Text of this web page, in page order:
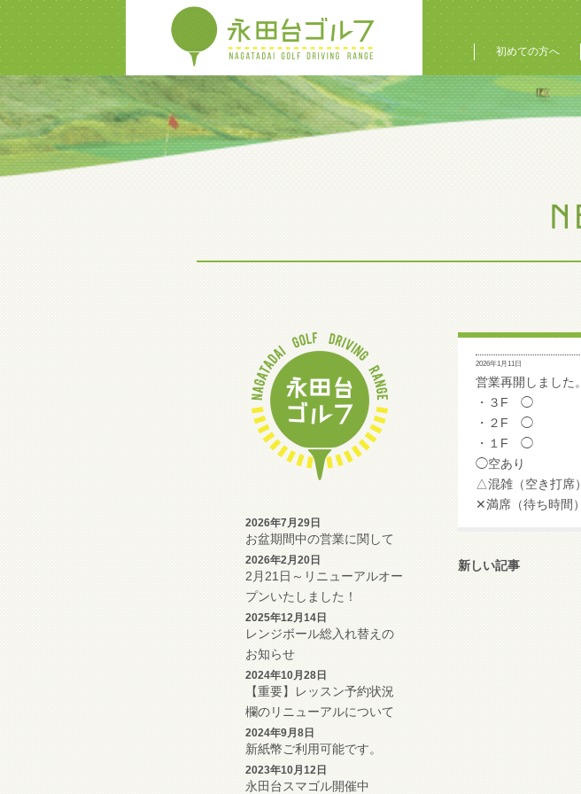
初めての方へ
2026年7月29日
お盆期間中の営業に関して
2026年2月20日
2月21日～リニューアルオー
プンいたしました！
2025年12月14日
レンジボール総入れ替えの
お知らせ
2024年10月28日
【重要】レッスン予約状況
欄のリニューアルについて
2024年9月8日
新紙幣ご利用可能です。
2023年10月12日
永田台スマゴル開催中
2026年1月11日
営業再開しました。
・３F ◯
・２F ◯
・１F ◯
◯空あり
△混雑（空き打席）
✕満席（待ち時間）
新しい記事